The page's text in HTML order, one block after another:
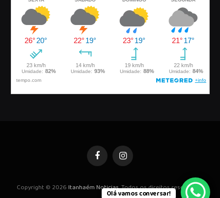
FacebookInstagram
Copyright © 2026Itanhaém Noticias. Todos os direitos reservados.
Olá vamos conversar!